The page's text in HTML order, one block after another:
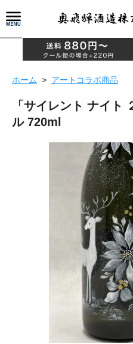
ホーム > アートコラボ商品
「サイレント ナイト
ル 720ml